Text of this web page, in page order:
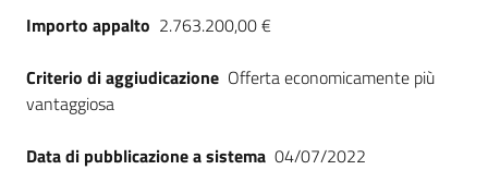
Importo appalto 2.763.200,00 €
Criterio di aggiudicazione Offerta economicamente più
vantaggiosa
Data di pubblicazione a sistema 04/07/2022